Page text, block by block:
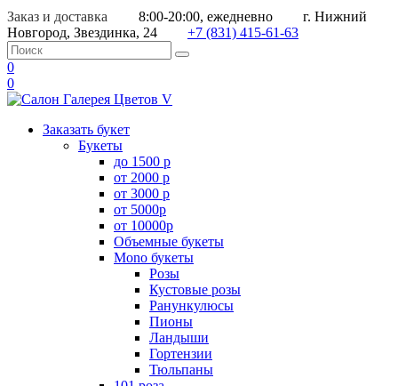
Заказ и доставка 8:00-20:00, ежедневно
г. Нижний
Новгород, Звездинка, 24
+7 (831) 415-61-63
0
0
Заказать букет
Букеты
до 1500 р
от 2000 р
от 3000 р
от 5000р
от 10000р
Объемные букеты
Mono букеты
Розы
Кустовые розы
Ранункулюсы
Пионы
Ландыши
Гортензии
Тюльпаны